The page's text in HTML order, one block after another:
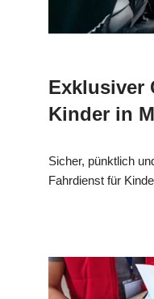
Exklusiver
Kinder in
Sicher, pünktlich
Fahrdienst für